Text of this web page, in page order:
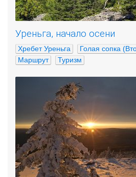
Уреньга, начало осени
Хребет Уреньга Голая сопка
Маршрут
Туризм